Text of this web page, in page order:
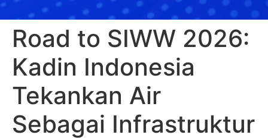
Road to SIWW 2026:
Kadin Indonesia
Tekankan Air
Sebagai Infrastruktur